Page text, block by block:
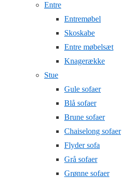
Entre
Entremøbel
Skoskabe
Entre møbelsæt
Knagerække
Stue
Gule sofaer
Blå sofaer
Brune sofaer
Chaiselong sofaer
Flyder sofa
Grå sofaer
Grønne sofaer